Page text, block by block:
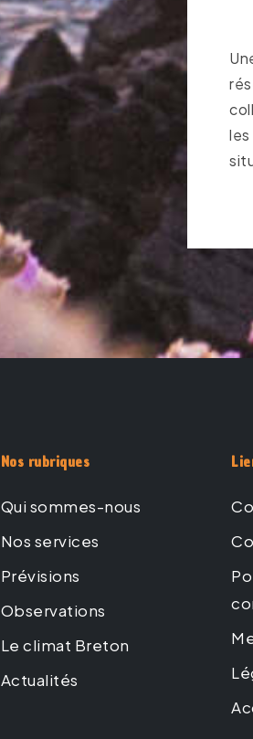
les
Nos rubriques
Qui sommes-nous
Nos services
Prévisions
Observations
Le climat Breton
Actualités